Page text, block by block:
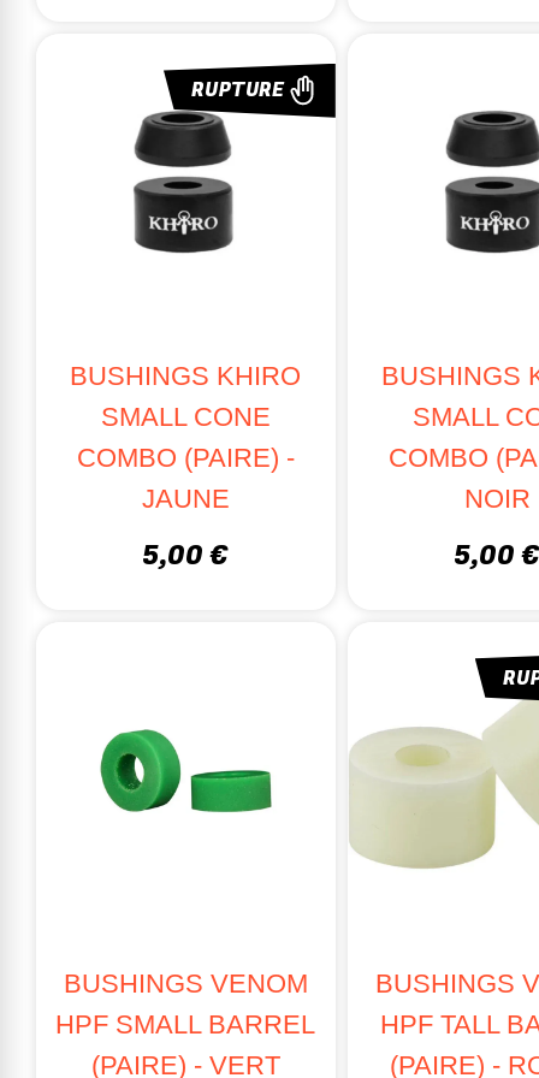
QUELS
Dureté :
Forme :
Dureté :
Forme :
Forme :
Dureté :
Forme :
Dureté :
Forme :
Vérifiez
Ne serrez
RUPTURE
BUSHINGS KHIRO
SMALL CONE
COMBO (PAIRE) -
JAUNE
5,00 €
BUSHINGS
SMALL
COMBO
NOIR
5,00 €
BUSHINGS VENOM
HPF SMALL BARREL
(PAIRE) - VERT
BUSHINGS
HPF TALL
(PAIRE) -